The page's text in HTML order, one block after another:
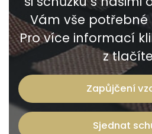
Vám vše potřebné
Pro více informací
z
Zapůjčení
Sjednat